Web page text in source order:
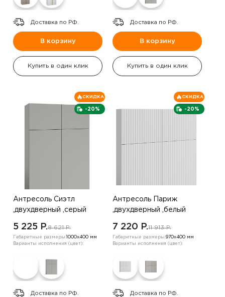
Доставка по РФ.
В корзину
Купить в один клик
Доставка по РФ.
В корзину
Купить в один клик
-20%
СКИДКА
Антресоль Сиэтл
,двухдверный ,серый
5 225 P.8 621 P.
Габаритные размеры: 1000х400 мм
Варианты исполнения (цвет):
Доставка по РФ.
-20%
СКИДКА
Антресоль Париж
,двухдверный ,белый
7 220 P.11 913 P.
Габаритные размеры:970х400 мм
Варианты исполнения (цвет):
Доставка по РФ.